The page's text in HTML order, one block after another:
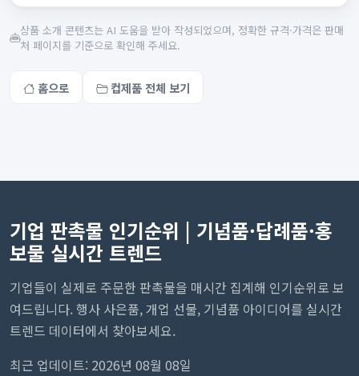
상품 소개 콘텐츠는 AI 도움을 받아 작성되었으며, 정확한 규격·가격은 판매
처 페이지를 기준으로 확인해 주세요.
홈으로 컵제품 전체 보기
기업 판촉물 인기순위 | 기념품·답례품·홍
보물 실시간 트렌드
기업들이 실제로 주문한 판촉물을 매시간 집계해 인기순위로 보
여드립니다. 행사 사은품, 개업 선물, 기념품 아이디어를 실시간
트렌드 데이터에서 찾아보세요.
최근 업데이트: 2026년 08월 08일